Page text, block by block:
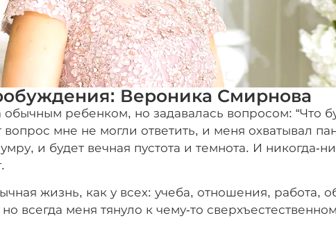
Вероника Смирнова
обычным ребенком, но задавалась вопросом: “Что
вопрос мне не могли ответить, и меня охватывал
умру, и будет вечная пустота и темнота. И никогда-
жизнь, как у всех: учеба, отношения, работа,
всегда меня тянуло к чему-то